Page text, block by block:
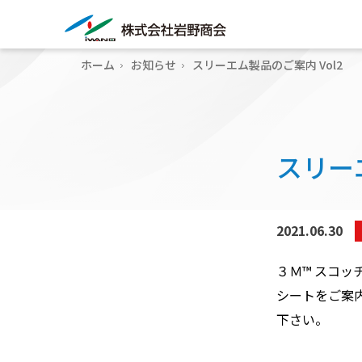
ホーム お知らせ スリーエム製品のご案内 Vol2
スリ
2021.06.30
３Ｍ™ スコッ
シートをご
下さい。